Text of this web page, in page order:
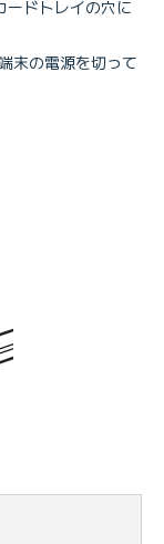
ードトレイの穴に
末の電源を切って